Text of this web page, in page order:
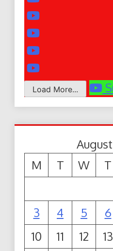
Load More...
M
T W T
3
4 5 6
10
11 12 13